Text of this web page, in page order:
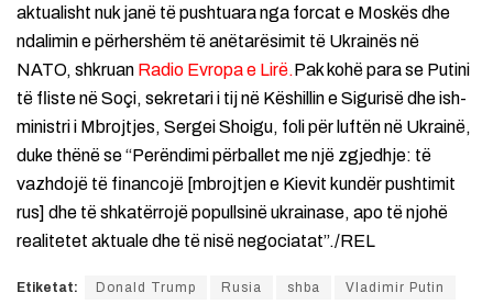
aktualisht nuk janë të pushtuara nga forcat e Moskës dhe
ndalimin e përhershëm të anëtarësimit të Ukrainës në
NATO, shkruan Radio Evropa e Lirë.Pak kohë para se Putini
të fliste në Soçi, sekretari i tij në Këshillin e Sigurisë dhe ish-
ministri i Mbrojtjes, Sergei Shoigu, foli për luftën në Ukrainë,
duke thënë se “Perëndimi përballet me një zgjedhje: të
vazhdojë të financojë [mbrojtjen e Kievit kundër pushtimit
rus] dhe të shkatërrojë popullsinë ukrainase, apo të njohë
realitetet aktuale dhe të nisë negociatat”./REL
Etiketat: Donald Trump Rusia shba Vladimir Putin